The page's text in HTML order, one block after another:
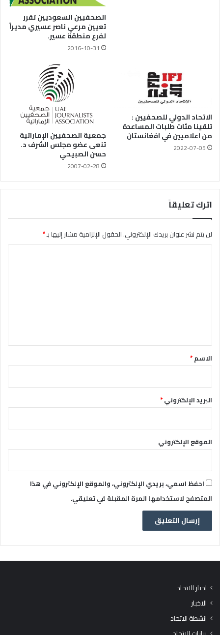
الصحفيين السعوديين تقرر
تعيين مرعي ناصر عسيري مديراً
لفرع منطقة عسير.
2016-10-31
الاتحاد الدولي للصحفيين :
تلقينا مئات طلبات المساعدة
من اعلاميين في افغانستان
2022-07-05
جمعية الصحفيين الإماراتية
تنعى عضو مجلس الشرف د.
حسن الصبيحي
2007-02-28
اترك تعليقاً
لن يتم نشر عنوان بريدك الإلكتروني.الحقول الإلزامية مشار إليها بـ*
*الاسم*
البريد الإلكتروني*
الموقع الإلكتروني
احفظ اسمي، بريدي الإلكتروني، والموقع الإلكتروني في هذا
المتصفح لاستخدامها المرة المقبلة في تعليقي.
اخبار الاتحاد
الاخبار
انشطة الاتحاد